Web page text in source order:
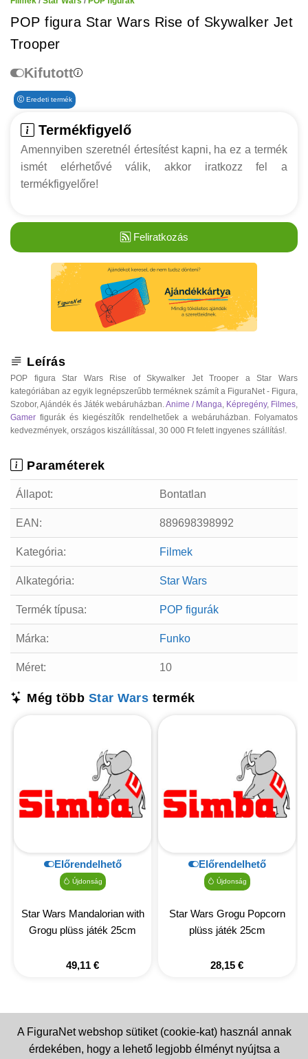
POP figura Star Wars Rise of Skywalker Jet
Trooper
Kifutott
Eredeti termék
Termékfigyelő
Amennyiben szeretnél értesítést kapni, ha ez a termék
ismét elérhetővé válik, akkor iratkozz fel a
termékfigyelőre!
Feliratkozás
Leírás
POP figura Star Wars Rise of Skywalker Jet Trooper a Star Wars
kategóriában az egyik legnépszerűbb terméknek számít a FiguraNet - Figura,
Szobor, Ajándék és Játék webáruházban. Anime / Manga Képregény, Filmes
Gamer figurák és kiegészítők rendelhetőek a webáruházban. Folyamatos
kedvezmények, országos kiszállítással, 30 000 Ft felett ingyenes szállítás!.
Paraméterek
Állapot: Bontatlan
EAN: 889698398992
Kategória: Filmek
Alkategória: Star Wars
Termék típusa: POP figurák
Márka: Funko
Méret: 10
Még több Star Wars termék
Előrendelhető
Újdonság
Star Wars Mandalorian with
Grogu plüss játék 25cm
49,11 €
Előrendelhető
Újdonság
Star Wars Grogu Popcorn
plüss játék 25cm
28,15 €
A FiguraNet webshop sütiket (cookie-kat) használ annak
érdekében, hogy a lehető legjobb élményt nyújtsa a